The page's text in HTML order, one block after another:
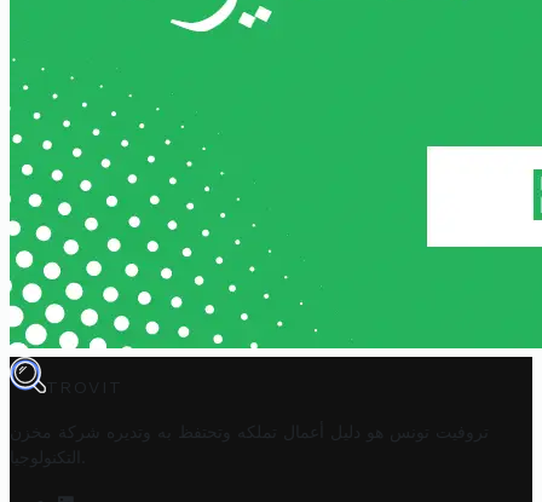
TROVIT
تروفيت تونس هو دليل أعمال تملكه وتحتفظ به وتديره
شركة مخزن
التكنولوجيا